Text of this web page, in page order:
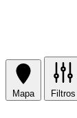
Mapa Filtros